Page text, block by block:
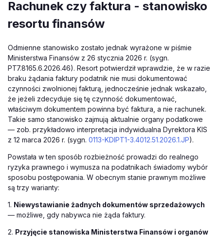
Rachunek czy faktura - stanowisko
resortu finansów
Odmienne stanowisko zostało jednak wyrażone w piśmie
Ministerstwa Finansów z 26 stycznia 2026 r. (sygn.
PT7.8165.6.2026.46). Resort potwierdził wprawdzie, że w razie
braku żądania faktury podatnik nie musi dokumentować
czynności zwolnionej fakturą, jednocześnie jednak wskazało,
że jeżeli zdecyduje się tę czynność dokumentować,
właściwym dokumentem powinna być faktura, a nie rachunek.
Takie samo stanowisko zajmują aktualnie organy podatkowe
— zob. przykładowo interpretacja indywidualna Dyrektora KIS
z 12 marca 2026 r. (sygn. 0113-KDIPT1-3.4012.51.2026.1.JP).
Powstała w ten sposób rozbieżność prowadzi do realnego
ryzyka prawnego i wymusza na podatnikach świadomy wybór
sposobu postępowania. W obecnym stanie prawnym możliwe
są trzy warianty:
1. Niewystawianie żadnych dokumentów sprzedażowych
— możliwe, gdy nabywca nie żąda faktury.
2. Przyjęcie stanowiska Ministerstwa Finansów i organów